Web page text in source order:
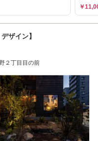
￥
ザイン】
２丁目目の前